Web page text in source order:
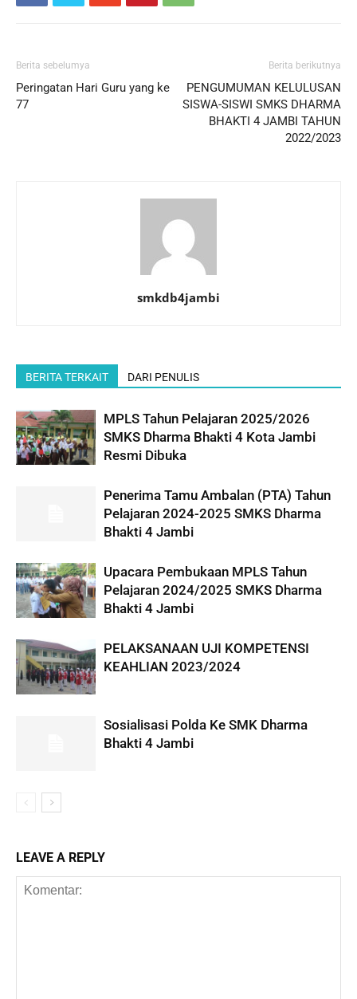
Berita sebelumya
Peringatan Hari Guru yang ke
77
Berita berikutnya
PENGUMUMAN KELULUSAN
SISWA-SISWI SMKS DHARMA
BHAKTI 4 JAMBI TAHUN
2022/2023
smkdb4jambi
BERITA TERKAIT DARI PENULIS
MPLS Tahun Pelajaran 2025/2026
SMKS Dharma Bhakti 4 Kota Jambi
Resmi Dibuka
Penerima Tamu Ambalan (PTA) Tahun
Pelajaran 2024-2025 SMKS Dharma
Bhakti 4 Jambi
Upacara Pembukaan MPLS Tahun
Pelajaran 2024/2025 SMKS Dharma
Bhakti 4 Jambi
PELAKSANAAN UJI KOMPETENSI
KEAHLIAN 2023/2024
Sosialisasi Polda Ke SMK Dharma
Bhakti 4 Jambi
LEAVE A REPLY